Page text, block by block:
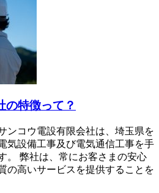
の特徴って？
ンコウ電設有限会社は、埼玉県を
気設備工事及び電気通信工事を手
。 弊社は、常にお客さまの安心
の高いサービスを提供することを